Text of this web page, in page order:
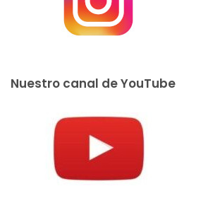
Nuestro canal de YouTube